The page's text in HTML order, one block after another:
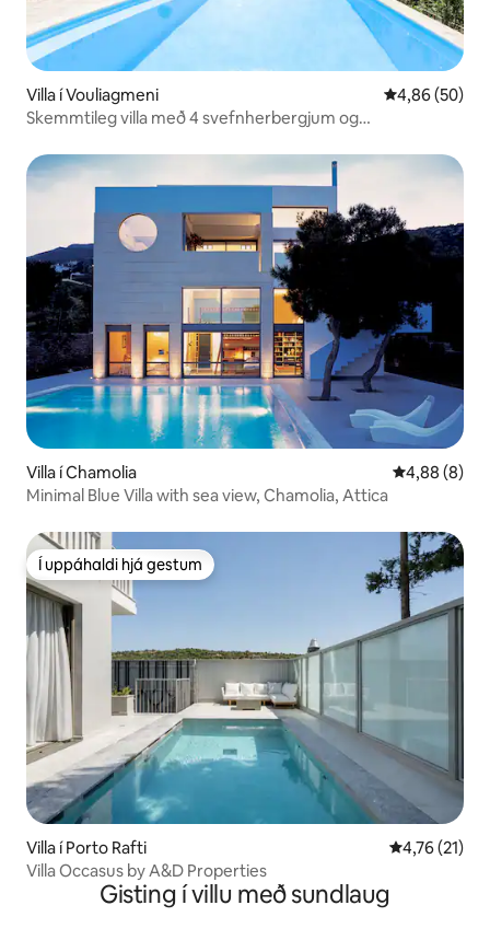
Villa í Vouliagmeni 4,86 af 5 í
4,86 (50)
Skemmtileg villa með 4 svefnherbergjum og
Villa í Chamolia 4,88 af 5 í
4,88 (8)
Minimal Blue Villa with sea view, Chamolia, Attica
Í uppáhaldi hjá gestum
Í uppáhaldi hjá gestum
Villa í Porto Rafti 4,76 af 5 í
4,76 (21)
Villa Occasus by A&D Properties
Gisting í villu með sundlaug